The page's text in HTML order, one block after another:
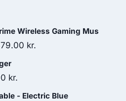
Wireless Gaming Mus
kr.
kr.
price
- Electric Blue